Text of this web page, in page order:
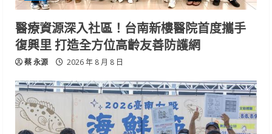
醫療資源深入社區！台南新樓醫院首度攜手
復興里 打造全方位高齡友善防護網
蔡 永源 2026 年 8 月 8 日